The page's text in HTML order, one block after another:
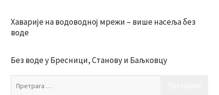
Хаварије на водоводној мрежи – више насеља без
воде
Без воде у Бресници, Станову и Баљковцу